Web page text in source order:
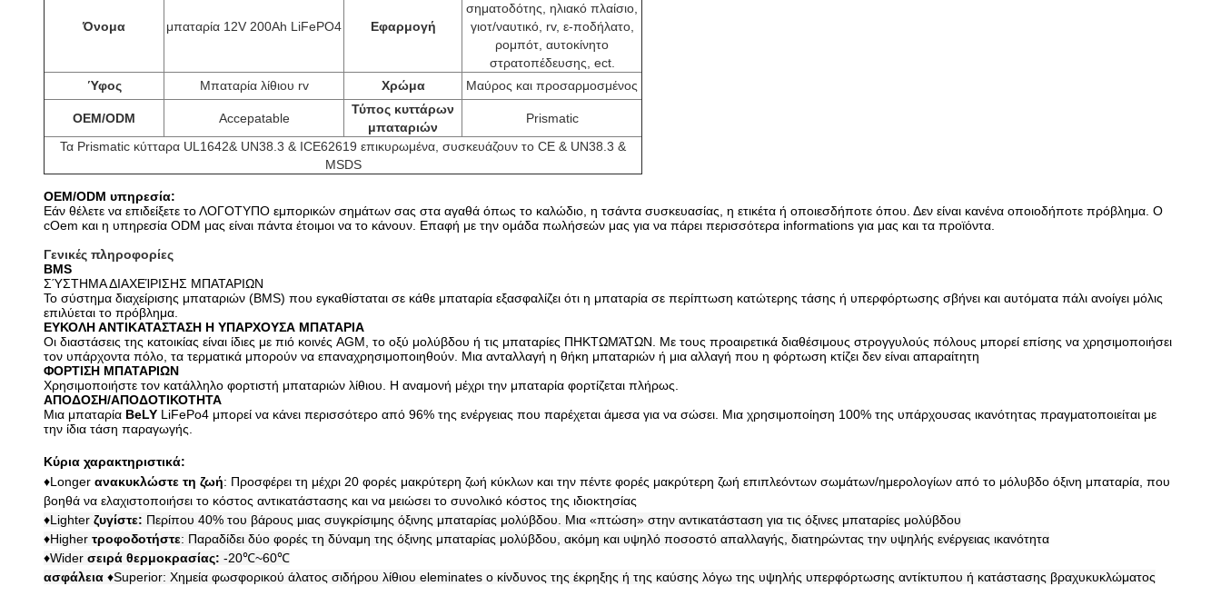
Όνομα μπαταρία 12V 200Ah LiFePO4 Εφαρμογή
σηματοδότης, ηλιακό πλαίσιο,
γιοτ/ναυτικό, rv, ε-ποδήλατο,
ρομπότ, αυτοκίνητο
στρατοπέδευσης, ect.
Ύφος
Μπαταρία λίθιου rv Χρώμα Μαύρος και προσαρμοσμένος
OEM/ODM Accepatable
Τύπος κυττάρων
μπαταριών
Prismatic
Τα Prismatic κύτταρα UL1642& UN38.3 & ICE62619 επικυρωμένα, συσκευάζουν το CE & UN38.3 &
MSDS
OEM/ODM υπηρεσία:
Εάν θέλετε να επιδείξετε το ΛΟΓΟΤΥΠΟ εμπορικών σημάτων σας στα αγαθά όπως το καλώδιο, η τσάντα συσκευασίας, η ετικέτα ή οποιεσδήποτε όπου. Δεν είναι κανένα οποιοδήποτε πρόβλημα. Ο
cOem και η υπηρεσία ODM μας είναι πάντα έτοιμοι να το κάνουν. Επαφή με την ομάδα πωλήσεών μας για να πάρει περισσότερα informations για μας και τα προϊόντα.
Γενικές πληροφορίες
BMS
ΣΎΣΤΗΜΑ ΔΙΑΧΕΊΡΙΣΗΣ ΜΠΑΤΑΡΙΩΝ
Το σύστημα διαχείρισης μπαταριών (BMS) που εγκαθίσταται σε κάθε μπαταρία εξασφαλίζει ότι η μπαταρία σε περίπτωση κατώτερης τάσης ή υπερφόρτωσης σβήνει και αυτόματα πάλι ανοίγει μόλις
επιλύεται το πρόβλημα.
ΕΥΚΟΛΗ ΑΝΤΙΚΑΤΑΣΤΑΣΗ Η ΥΠΑΡΧΟΥΣΑ ΜΠΑΤΑΡΙΑ
Οι διαστάσεις της κατοικίας είναι ίδιες με πιό κοινές AGM, το οξύ μολύβδου ή τις μπαταρίες ΠΗΚΤΩΜΆΤΩΝ. Με τους προαιρετικά διαθέσιμους στρογγυλούς πόλους μπορεί επίσης να χρησιμοποιήσει
τον υπάρχοντα πόλο, τα τερματικά μπορούν να επαναχρησιμοποιηθούν. Μια ανταλλαγή η θήκη μπαταριών ή μια αλλαγή που η φόρτωση κτίζει δεν είναι απαραίτητη
ΦΟΡΤΙΣΗ ΜΠΑΤΑΡΙΩΝ
Χρησιμοποιήστε τον κατάλληλο φορτιστή μπαταριών λίθιου. Η αναμονή μέχρι την μπαταρία φορτίζεται πλήρως.
ΑΠΟΔΟΣΗ/ΑΠΟΔΟΤΙΚΟΤΗΤΑ
Μια μπαταρία BeLY LiFePo4 μπορεί να κάνει περισσότερο από 96% της ενέργειας που παρέχεται άμεσα για να σώσει. Μια χρησιμοποίηση 100% της υπάρχουσας ικανότητας πραγματοποιείται με
την ίδια τάση παραγωγής.
Κύρια χαρακτηριστικά:
♦Longer ανακυκλώστε τη ζωή: Προσφέρει τη μέχρι 20 φορές μακρύτερη ζωή κύκλων και την πέντε φορές μακρύτερη ζωή επιπλεόντων σωμάτων/ημερολογίων από το μόλυβδο όξινη μπαταρία, που
βοηθά να ελαχιστοποιήσει το κόστος αντικατάστασης και να μειώσει το συνολικό κόστος της ιδιοκτησίας
♦Lighter ζυγίστε: Περίπου 40% του βάρους μιας συγκρίσιμης όξινης μπαταρίας μολύβδου. Μια «πτώση» στην αντικατάσταση για τις όξινες μπαταρίες μολύβδου
♦Higher τροφοδοτήστε: Παραδίδει δύο φορές τη δύναμη της όξινης μπαταρίας μολύβδου, ακόμη και υψηλό ποσοστό απαλλαγής, διατηρώντας την υψηλής ενέργειας ικανότητα
♦Wider σειρά θερμοκρασίας: -20℃~60℃
ασφάλεια ♦Superior: Χημεία φωσφορικού άλατος σιδήρου λίθιου eleminates ο κίνδυνος της έκρηξης ή της καύσης λόγω της υψηλής υπερφόρτωσης αντίκτυπου ή κατάστασης βραχυκυκλώματος